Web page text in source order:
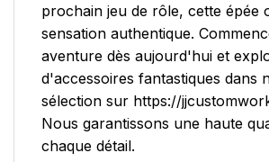
prochain jeu de rôle, cette épée
sensation authentique.
aventure dès aujourd'hui et
d'accessoires fantastiques dans
sélection sur https://
Nous garantissons une haute
chaque détail.